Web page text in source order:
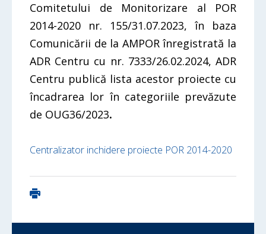
Comitetului de Monitorizare al POR
2014-2020 nr. 155/31.07.2023, în baza
Comunicării de la AMPOR înregistrată la
ADR Centru cu nr. 7333/26.02.2024, ADR
Centru publică lista acestor proiecte cu
încadrarea lor în categoriile prevăzute
de OUG36/2023.
Centralizator inchidere proiecte POR 2014-2020